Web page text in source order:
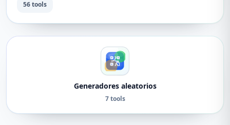
56 tools
Generadores aleatorios
7 tools